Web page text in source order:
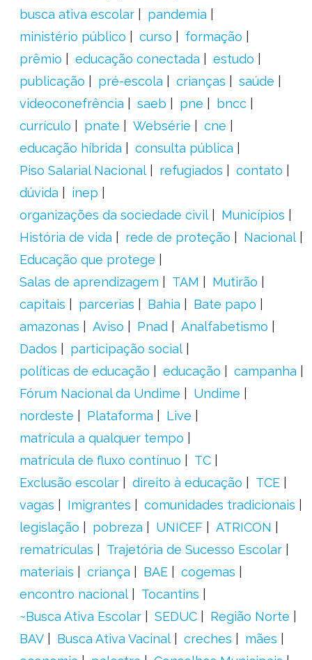
busca ativa escolar
pandemia
ministério público
curso
formação
prêmio
educação conectada
estudo
publicação
pré-escola crianças
saúde
videoconefrência
saeb pne
bncc
currículo
pnate Websérie
cne
educação híbrida
consulta pública
Piso Salarial Nacional
refugiados
contato
dúvida
inep
organizações da sociedade civil
Municípios
História de vida
rede de proteção
Nacional
Educação que protege
Salas de aprendizagem
TAM
Mutirão
capitais
parcerias Bahia
Bate papo
amazonas
Aviso Pnad
Analfabetismo
Dados
participação social
políticas de educação
educação
campanha
Fórum Nacional da Undime
Undime
nordeste
Plataforma
Live
matrícula a qualquer tempo
matrícula de fluxo contínuo
TC
Exclusão escolar
direito à educação
TCE
vagas
Imigrantes
comunidades tradicionais
legislação
pobreza UNICEF
ATRICON
rematrículas
Trajetória de Sucesso Escolar
materiais
criança BAE
cogemas
encontro nacional
Tocantins
~Busca Ativa Escolar
SEDUC
Região Norte
BAV
Busca Ativa Vacinal creches
mães